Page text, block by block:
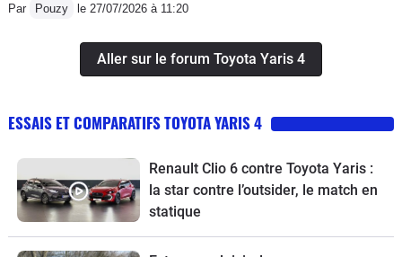
Par Pouzy le 27/07/2026 à 11:20
Aller sur le forum Toyota Yaris 4
ESSAIS ET COMPARATIFS TOYOTA YARIS 4
Renault Clio 6 contre Toyota Yaris :
la star contre l’outsider, le match en
statique